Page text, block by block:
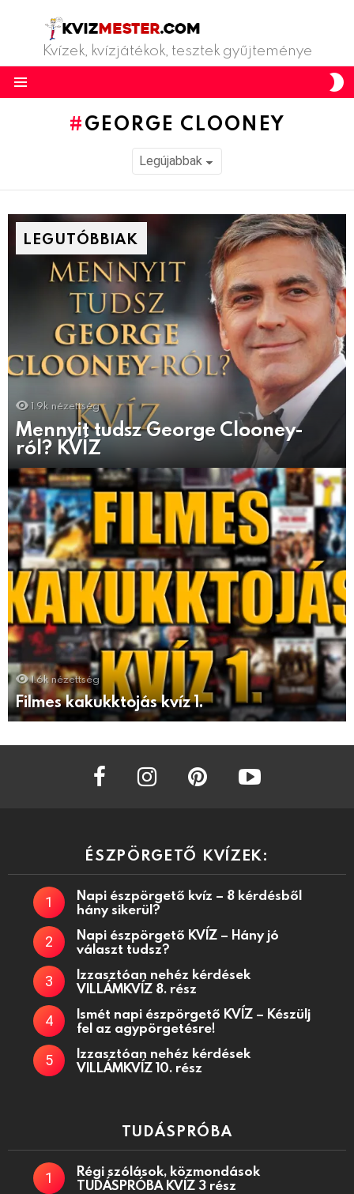
Kvízek, kvízjátékok, tesztek gyűjteménye
GEORGE CLOONEY
LEGUTÓBBIAK
1.9k nézettség
Mennyit tudsz George Clooney-
ról? KVÍZ
1.6k nézettség
Filmes kakukktojás kvíz 1.
facebook instagram
ÉSZPÖRGETŐ KVÍZEK:
Napi észpörgető kvíz – 8 kérdésből
hány sikerül?
Napi észpörgető KVÍZ – Hány jó
választ tudsz?
Izzasztóan nehéz kérdések
VILLÁMKVÍZ 8. rész
Ismét napi észpörgető KVÍZ – Készülj
fel az agypörgetésre!
Izzasztóan nehéz kérdések
VILLÁMKVÍZ 10. rész
TUDÁSPRÓBA
Régi szólások, közmondások
TUDÁSPRÓBA KVÍZ 3 rész